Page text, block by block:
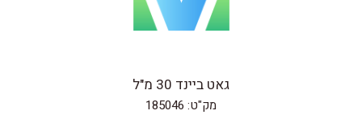
גאט ביינד 30 מ"ל
מק"ט: 185046